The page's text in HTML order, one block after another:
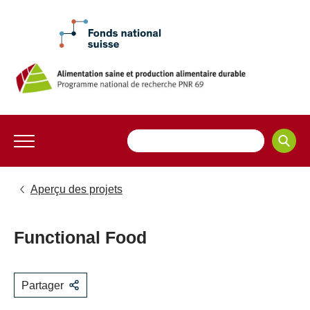
Aperçu des projets
Functional Food
Partager